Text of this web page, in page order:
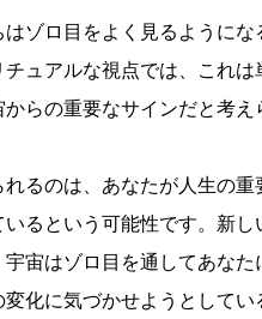
はゾロ目をよく見るようにな
チュアルな視点では、これは
らの重要なサインだと考え
れるのは、あなたが人生の重
いるという可能性です。新し
宇宙はゾロ目を通してあなた
化に気づかせようとしてい